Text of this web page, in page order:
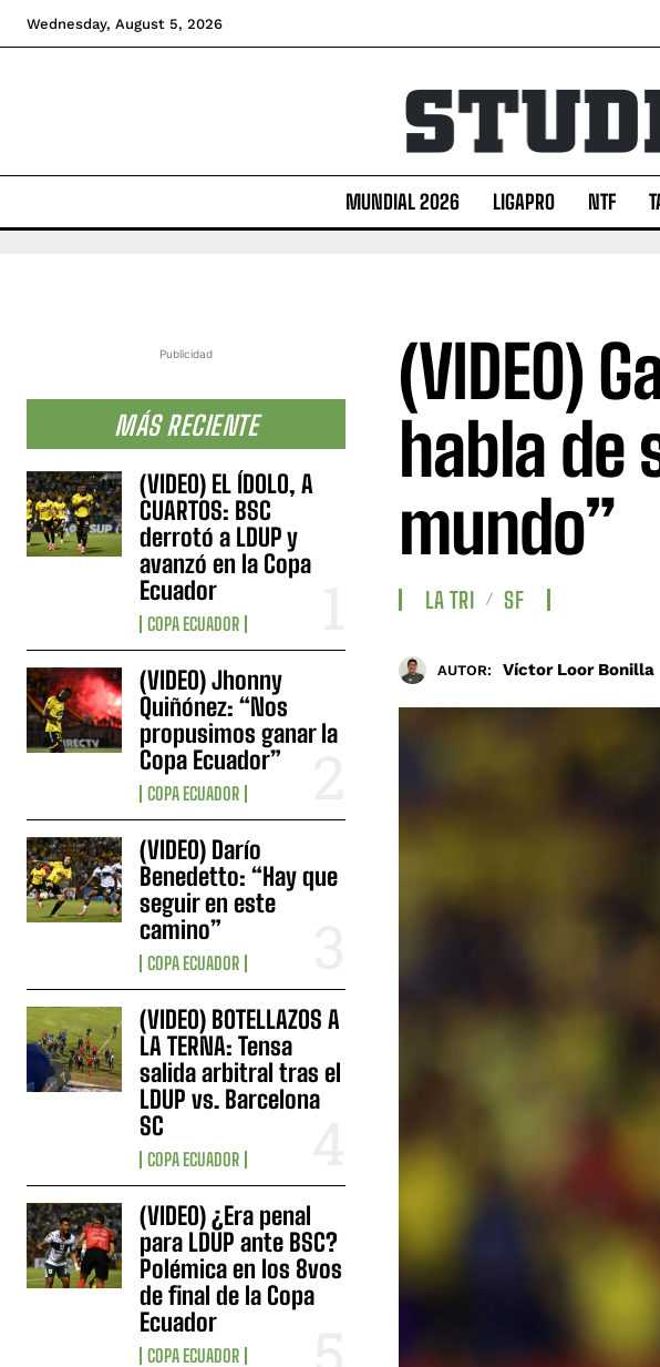
Wednesday, August 5, 2026
MUNDIAL 2026 LIGAPRO NTF
Publicidad
MÁS RECIENTE
(VIDEO) EL ÍDOLO, A
CUARTOS: BSC
derrotó a LDUP y
avanzó en la Copa
Ecuador
COPA ECUADOR
(VIDEO) Jhonny
Quiñónez: “Nos
propusimos ganar la
Copa Ecuador”
COPA ECUADOR
(VIDEO) Darío
Benedetto: “Hay que
seguir en este
camino”
COPA ECUADOR
(VIDEO) BOTELLAZOS A
LA TERNA: Tensa
salida arbitral tras el
LDUP vs. Barcelona
SC
COPA ECUADOR
(VIDEO) ¿Era penal
para LDUP ante BSC?
Polémica en los 8vos
de final de la Copa
Ecuador
COPA ECUADOR
(VIDEO)
habla de
mundo”
LA TRI SF
AUTOR: Víctor Loor Bonilla